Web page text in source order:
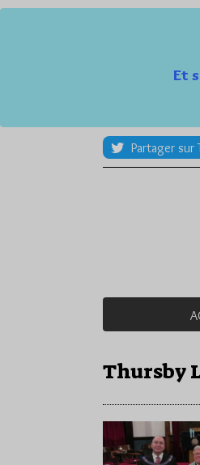
Et
Partager sur
Thursby